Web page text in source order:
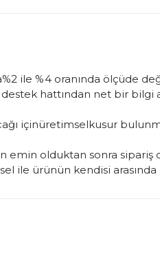
ile %4 oranında
hattından net bir bilgi
içinüretimselkusur
emin olduktan sonra sipariş
ile ürünün kendisi